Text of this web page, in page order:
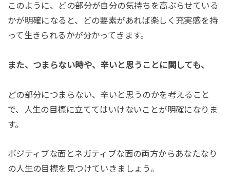
このように、どの部分が自分の気持ちを高ぶらせている
かが明確になると、どの要素があれば楽しく充実感を持
って生きられるかが分かってきます。
また、つまらない時や、辛いと思うことに関しても、
どの部分につまらない、辛いと思うのかを考えること
で、人生の目標に立ててはいけないことが明確になりま
す。
ポジティブな面とネガティブな面の両方からあなたなり
の人生の目標を見つけていきましょう。